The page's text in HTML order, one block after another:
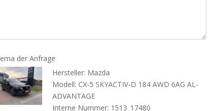
der Anfrage
Hersteller: Mazda
Modell: CX-5 SKYACTIV-D 184 AWD 6AG AL-
ADVANTAGE
Interne Nummer: 1513_17480